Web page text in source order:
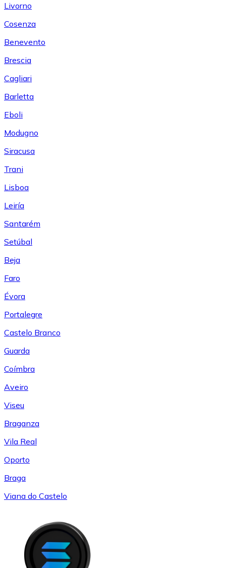
Livorno
Cosenza
Benevento
Brescia
Cagliari
Barletta
Eboli
Modugno
Siracusa
Trani
Lisboa
Leiría
Santarém
Setúbal
Beja
Faro
Évora
Portalegre
Castelo Branco
Guarda
Coímbra
Aveiro
Viseu
Braganza
Vila Real
Oporto
Braga
Viana do Castelo